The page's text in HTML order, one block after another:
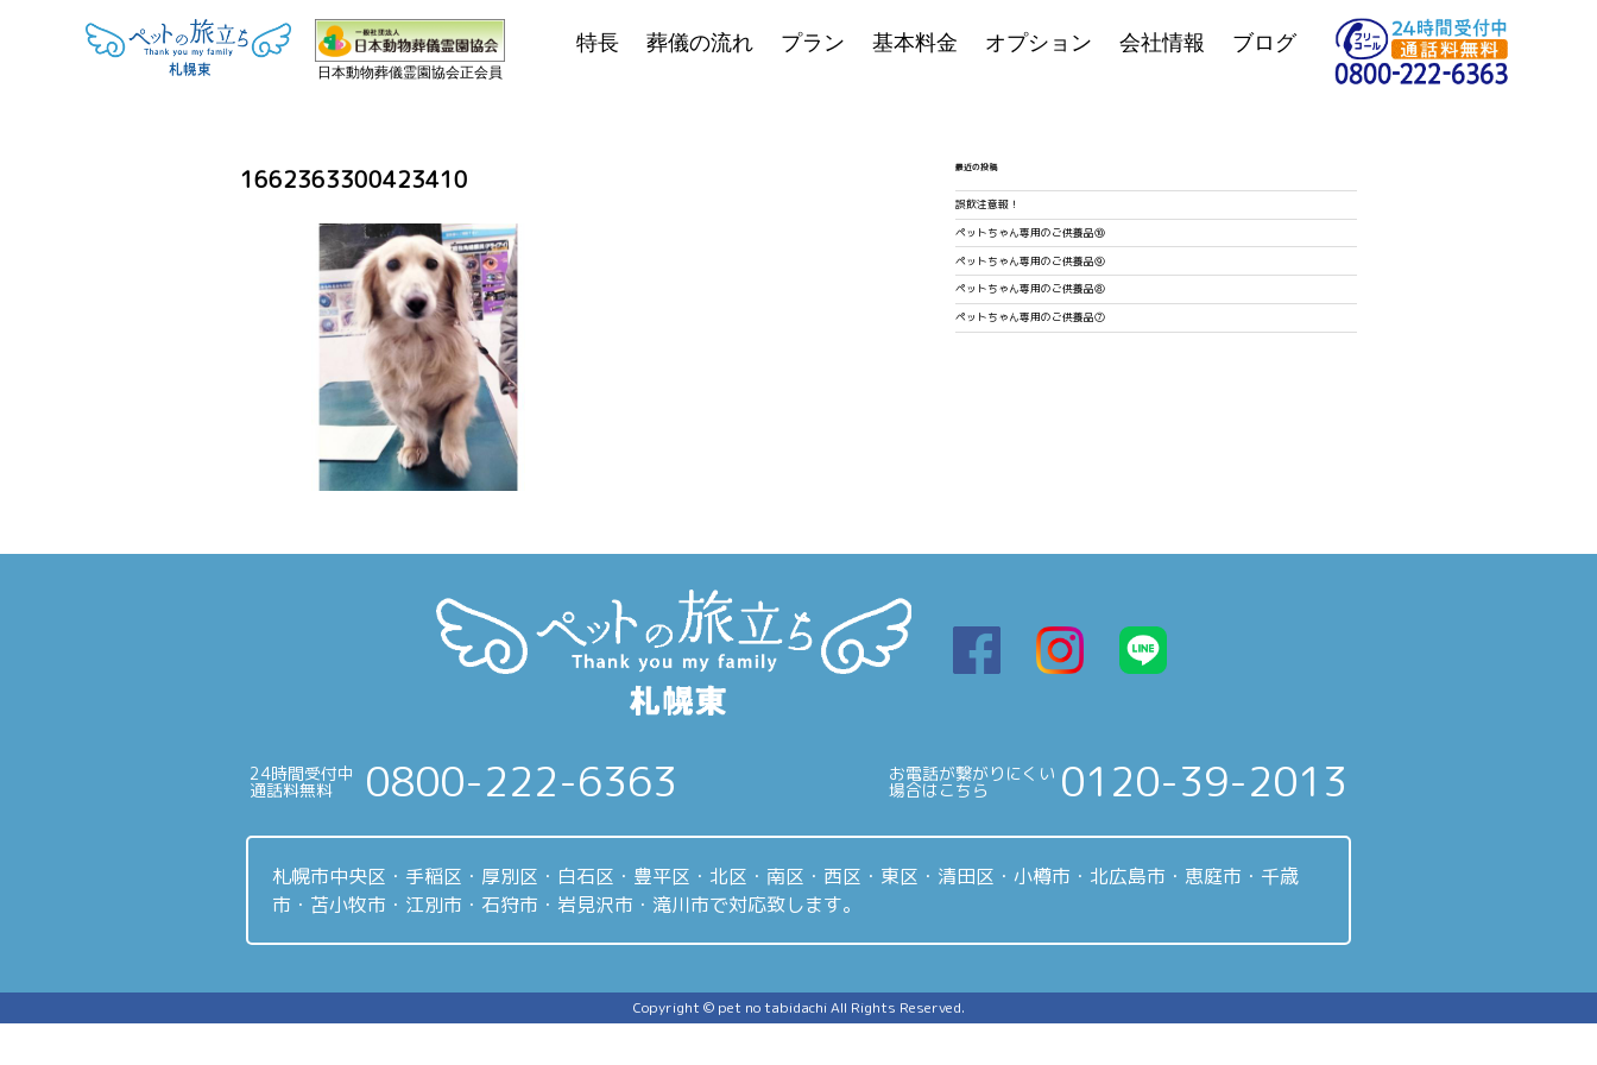
日本動物葬儀霊園協会正会員
特長 葬儀の流れ プラン 基本料金 オプション 会社情報 ブログ
1662363300423410
シ
ン
最近の投稿
誤飲注意報！
ペットちゃん専用のご供養品⑩
ペットちゃん専用のご供養品⑨
ペットちゃん専用のご供養品⑧
ペットちゃん専用のご供養品⑦
24時間受付中
通話料無料 0800-222-6363 お電話が繋がりにくい
場合はこちら 0120-39-2013
札幌市中央区・手稲区・厚別区・白石区・豊平区・北区・南区・西区・東区・清田区・小樽市・北広島市・恵庭市・千歳
市・苫小牧市・江別市・石狩市・岩見沢市・滝川市で対応致します。
Copyright © pet no tabidachi All Rights Reserved.